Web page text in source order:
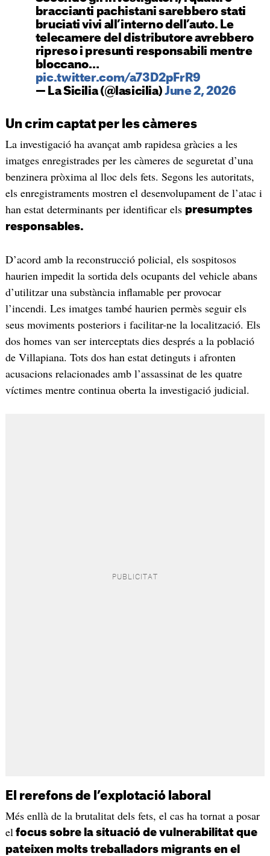
braccianti pachistani sarebbero stati
bruciati vivi all’interno dell’auto. Le
telecamere del distributore avrebbero
ripreso i presunti responsabili mentre
bloccano…
pic.twitter.com/a73D2pFrR9
— La Sicilia (@lasicilia) June 2, 2026
Un crim captat per les càmeres
La investigació ha avançat amb rapidesa gràcies a les
imatges enregistrades per les càmeres de seguretat d’una
benzinera pròxima al lloc dels fets. Segons les autoritats,
els enregistraments mostren el desenvolupament de l’atac i
han estat determinants per identificar els presumptes
responsables.
D’acord amb la reconstrucció policial, els sospitosos
haurien impedit la sortida dels ocupants del vehicle abans
d’utilitzar una substància inflamable per provocar
l’incendi. Les imatges també haurien permès seguir els
seus moviments posteriors i facilitar-ne la localització. Els
dos homes van ser interceptats dies després a la població
de Villapiana. Tots dos han estat detinguts i afronten
acusacions relacionades amb l’assassinat de les quatre
víctimes mentre continua oberta la investigació judicial.
El rerefons de l’explotació laboral
Més enllà de la brutalitat dels fets, el cas ha tornat a posar
el focus sobre la situació de vulnerabilitat que
pateixen molts treballadors migrants en el